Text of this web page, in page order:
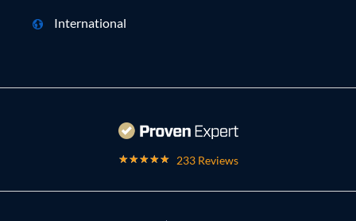
International
233 Reviews